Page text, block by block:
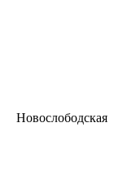
Новослободская